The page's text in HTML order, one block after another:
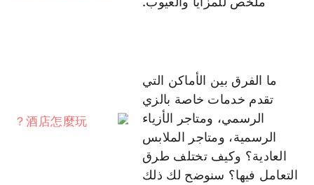
ما الفرق بين الأماكن التي
تقدم خدمات خاصة بالزي
الرسمي، ومتاجر الأزياء
الرسمية، ومتاجر الملابس
العادية؟ وكيف تختلف طرق
التعامل فيها؟ سنوضح لك ذلك